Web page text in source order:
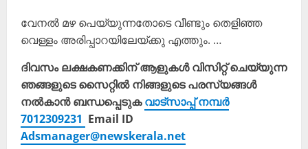
വേനൽ മഴ പെയ്യുന്നതോടെ വീണ്ടും തെളിഞ്ഞ
വെള്ളം അരിപ്പാറയിലേയ്ക്കു എത്തും. …
ദിവസം ലക്ഷകണക്കിന് ആളുകൾ വിസിറ്റ് ചെയ്യുന്ന
ഞങ്ങളുടെ സൈറ്റിൽ നിങ്ങളുടെ പരസ്യങ്ങൾ
നൽകാൻ ബന്ധപ്പെടുകവാട്സാപ്പ് നമ്പർ
7012309231 Email ID
Adsmanager@newskerala.net